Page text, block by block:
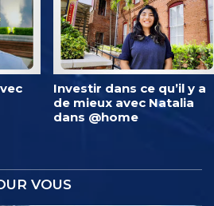
Investir dans ce qu’il y a
de mieux avec Natalia
dans @home
VOUS